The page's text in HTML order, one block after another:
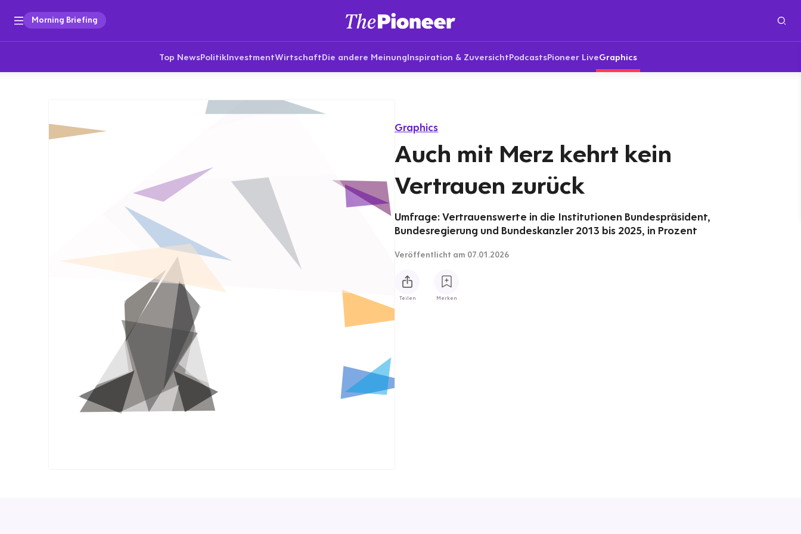
Morning Briefing
Top NewsPolitikInvestmentWirtschaftDie andere MeinungInspiration & ZuversichtPodcastsPioneer LiveGraphics
Graphics
Auch mit Merz kehrt kein
Vertrauen zurück
Umfrage: Vertrauenswerte in die Institutionen Bundespräsident,
Bundesregierung und Bundeskanzler 2013 bis 2025, in Prozent
Veröffentlicht am 07.01.2026
Teilen Merken